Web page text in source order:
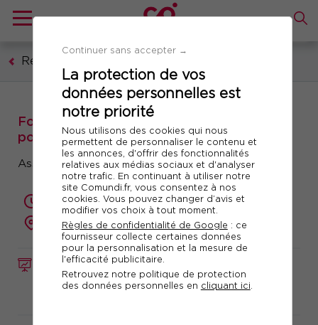
Continuer sans accepter →
La protection de vos
données personnelles est
notre priorité
Nous utilisons des cookies qui nous
permettent de personnaliser le contenu et
les annonces, d'offrir des fonctionnalités
relatives aux médias sociaux et d'analyser
notre trafic. En continuant à utiliser notre
site Comundi.fr, vous consentez à nos
cookies. Vous pouvez changer d’avis et
modifier vos choix à tout moment.
Règles de confidentialité de Google : ce
fournisseur collecte certaines données
pour la personnalisation et la mesure de
l'efficacité publicitaire.
Retrouvez notre politique de protection
des données personnelles en cliquant ici
Ressources humaines, formation, droit social
FORMATION Réf. 10344
Télécharger le programme
Formation : Comité Social et Economique
pour les entreprises de plus de 50 salariés
Assurer son mandat au sein du CSE
2 jours (14 heures)
présentiel ou à distance